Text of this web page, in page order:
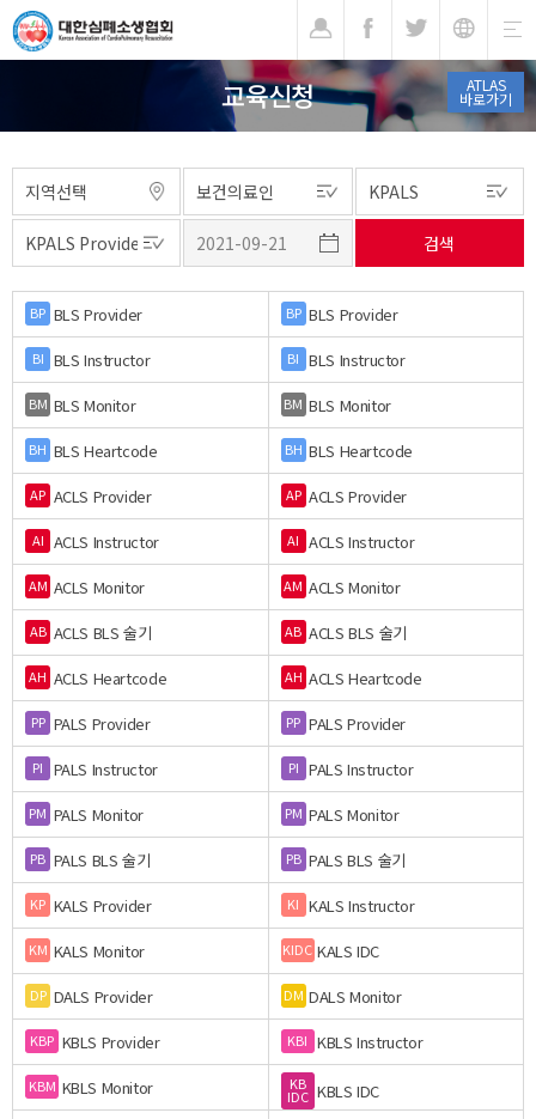
ATLAS
바로가기
교육신청
BP BLS Provider BP BLS Provider
BI BLS Instructor BI BLS Instructor
BM BLS Monitor BM BLS Monitor
BH BLS Heartcode BH BLS Heartcode
AP ACLS Provider AP ACLS Provider
AI ACLS Instructor AI ACLS Instructor
AM ACLS Monitor AM ACLS Monitor
AB ACLS BLS 술기 AB ACLS BLS 술기
AH ACLS Heartcode AH ACLS Heartcode
PP PALS Provider PP PALS Provider
PI PALS Instructor PI PALS Instructor
PM PALS Monitor PM PALS Monitor
PB PALS BLS 술기 PB PALS BLS 술기
KP KALS Provider KI KALS Instructor
KM KALS Monitor KIDC KALS IDC
DP DALS Provider DM DALS Monitor
KBP KBLS Provider KBI KBLS Instructor
KBM KBLS Monitor KB
IDC KBLS IDC